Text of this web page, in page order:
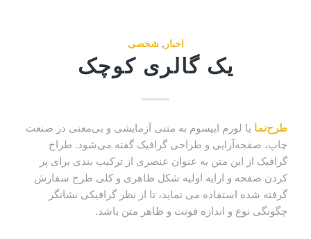
اخبار ,شخصی
یک گالری کوچک
طرح‌نما یا لورم ایپسوم به متنی آزمایشی و بی‌معنی در صنعت
چاپ، صفحه‌آرایی و طراحی گرافیک گفته می‌شود. طراح
گرافیک از این متن به عنوان عنصری از ترکیب بندی برای پر
کردن صفحه و ارایه اولیه شکل ظاهری و کلی طرح سفارش
گرفته شده استفاده می نماید، تا از نظر گرافیکی نشانگر
چگونگی نوع و اندازه فونت و ظاهر متن باشد.